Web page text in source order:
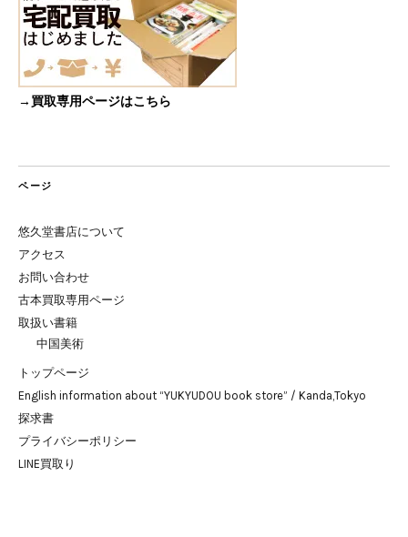
→買取専用ページはこちら
ページ
悠久堂書店について
アクセス
お問い合わせ
古本買取専用ページ
取扱い書籍
中国美術
トップページ
English information about “YUKYUDOU book store” / Kanda,Tokyo
探求書
プライバシーポリシー
LINE買取り